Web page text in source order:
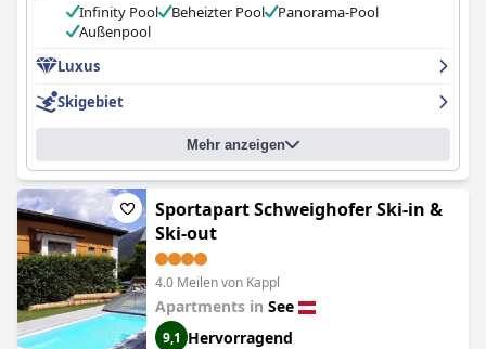
Infinity Pool
Beheizter Pool
Panorama-Pool
Außenpool
Luxus
Skigebiet
Mehr anzeigen
Sportapart Schweighofer Ski-in &
Ski-out
4.0 Meilen von Kappl
Apartments in See
9,1 Hervorragend